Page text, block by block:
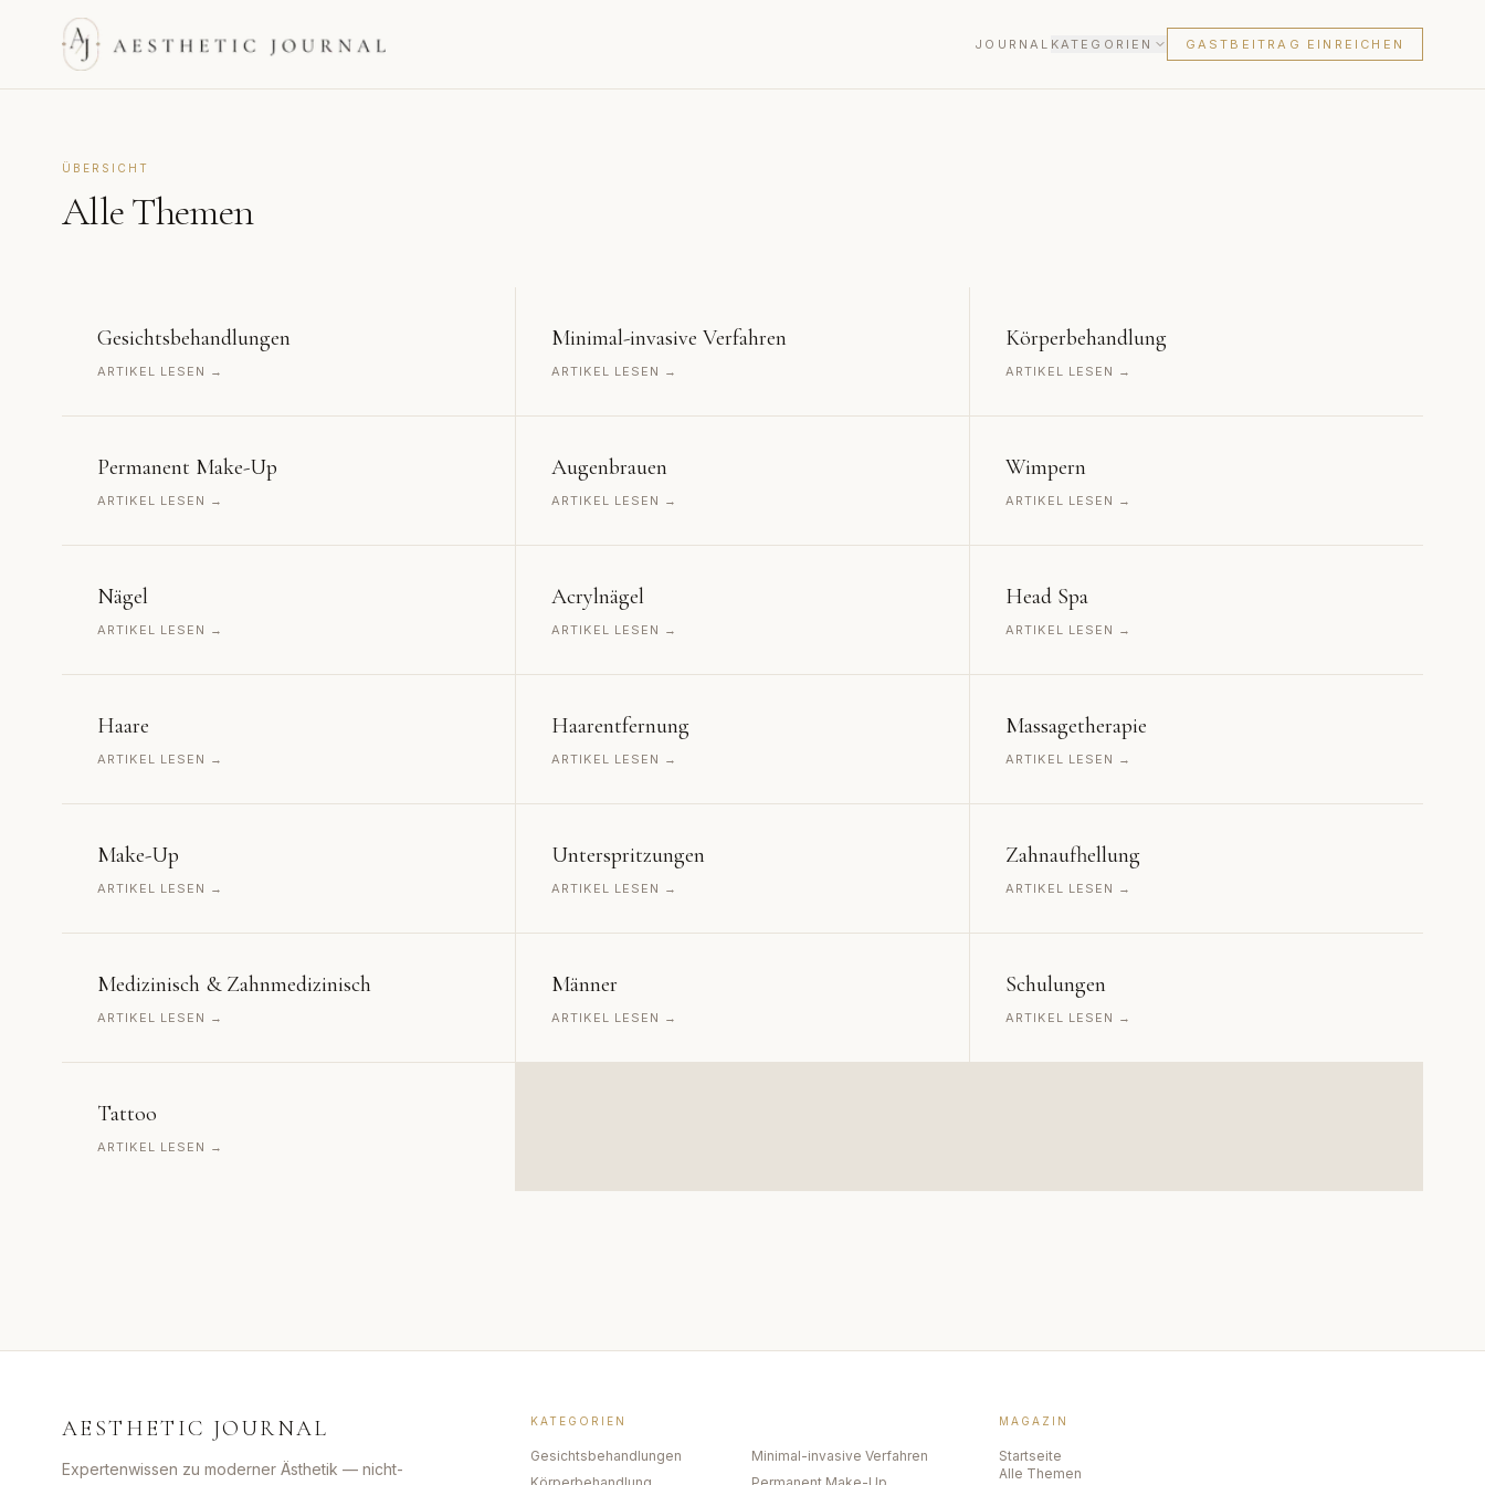
JOURNAL KATEGORIEN GASTBEITRAG EINREICHEN
ÜBERSICHT
Alle Themen
Gesichtsbehandlungen
ARTIKEL LESEN →
Minimal-invasive Verfahren
ARTIKEL LESEN →
Körperbehandlung
ARTIKEL LESEN →
Permanent Make-Up
ARTIKEL LESEN →
Augenbrauen
ARTIKEL LESEN →
Wimpern
ARTIKEL LESEN →
Nägel
ARTIKEL LESEN →
Acrylnägel
ARTIKEL LESEN →
Head Spa
ARTIKEL LESEN →
Haare
ARTIKEL LESEN →
Haarentfernung
ARTIKEL LESEN →
Massagetherapie
ARTIKEL LESEN →
Make-Up
ARTIKEL LESEN →
Unterspritzungen
ARTIKEL LESEN →
Zahnaufhellung
ARTIKEL LESEN →
Medizinisch & Zahnmedizinisch
ARTIKEL LESEN →
Männer
ARTIKEL LESEN →
Schulungen
ARTIKEL LESEN →
Tattoo
ARTIKEL LESEN →
AESTHETIC JOURNAL
Expertenwissen zu moderner Ästhetik — nicht-
KATEGORIEN
Gesichtsbehandlungen
Minimal-invasive Verfahren
MAGAZIN
Startseite
Alle Themen